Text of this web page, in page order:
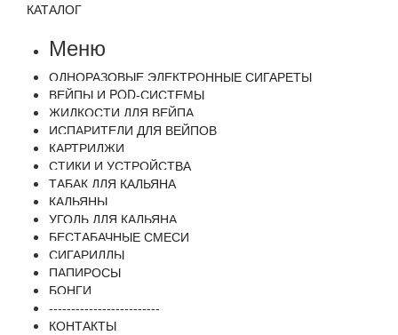
КАТАЛОГ
Меню
ОДНОРАЗОВЫЕ ЭЛЕКТРОННЫЕ СИГАРЕТЫ
ВЕЙПЫ И POD-СИСТЕМЫ
ЖИДКОСТИ ДЛЯ ВЕЙПА
ИСПАРИТЕЛИ ДЛЯ ВЕЙПОВ
КАРТРИДЖИ
СТИКИ И УСТРОЙСТВА
ТАБАК ДЛЯ КАЛЬЯНА
КАЛЬЯНЫ
УГОЛЬ ДЛЯ КАЛЬЯНА
БЕСТАБАЧНЫЕ СМЕСИ
СИГАРИЛЛЫ
ПАПИРОСЫ
БОНГИ
-------------------------
КОНТАКТЫ